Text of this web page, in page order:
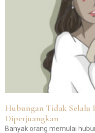
Hubungan Tidak Selalu
Diperjuangkan
Banyak orang memulai